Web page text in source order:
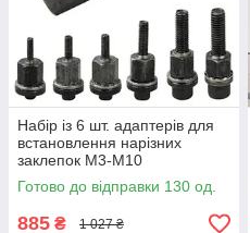
Набір із 6 шт. адаптерів для
встановлення нарізних
заклепок М3-М10
Готово до відправки 130 од.
885 ₴ 1 027 ₴